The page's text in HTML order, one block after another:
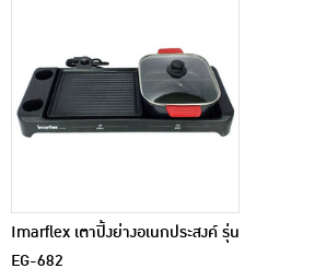
Imarflex เตาปิ้งย่างอเนกประสงค์ รุ่น
EG-682